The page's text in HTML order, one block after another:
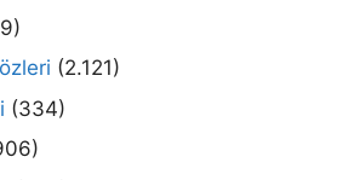
(2.121)
(334)